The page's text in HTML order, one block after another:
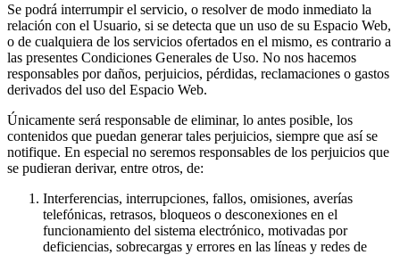
Se podrá interrumpir el servicio, o resolver de modo inmediato la
relación con el Usuario, si se detecta que un uso de su Espacio Web,
o de cualquiera de los servicios ofertados en el mismo, es contrario a
las presentes Condiciones Generales de Uso. No nos hacemos
responsables por daños, perjuicios, pérdidas, reclamaciones o gastos
derivados del uso del Espacio Web.
Únicamente será responsable de eliminar, lo antes posible, los
contenidos que puedan generar tales perjuicios, siempre que así se
notifique. En especial no seremos responsables de los perjuicios que
se pudieran derivar, entre otros, de:
Interferencias, interrupciones, fallos, omisiones, averías
telefónicas, retrasos, bloqueos o desconexiones en el
funcionamiento del sistema electrónico, motivadas por
deficiencias, sobrecargas y errores en las líneas y redes de